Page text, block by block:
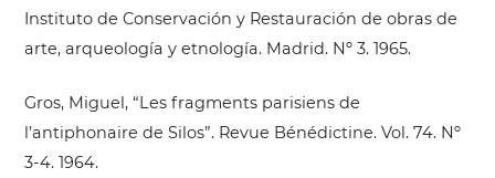
Instituto de Conservación y Restauración de obras de
arte, arqueología y etnología. Madrid. Nº 3. 1965.
Gros, Miguel, “Les fragments parisiens de
l’antiphonaire de Silos”. Revue Bénédictine. Vol. 74. Nº
3-4. 1964.